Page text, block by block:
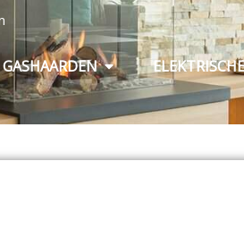
GASHAARDENOpen Gashaarden